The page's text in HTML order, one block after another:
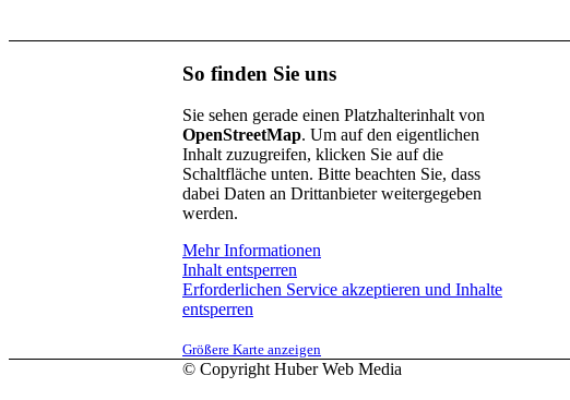
So finden Sie uns
Sie sehen gerade einen Platzhalterinhalt von
OpenStreetMap. Um auf den eigentlichen
Inhalt zuzugreifen, klicken Sie auf die
Schaltfläche unten. Bitte beachten Sie, dass
dabei Daten an Drittanbieter weitergegeben
werden.
Mehr Informationen
Inhalt entsperren
Erforderlichen Service akzeptieren und Inhalte
entsperren
Größere Karte anzeigen
© Copyright Huber Web Media